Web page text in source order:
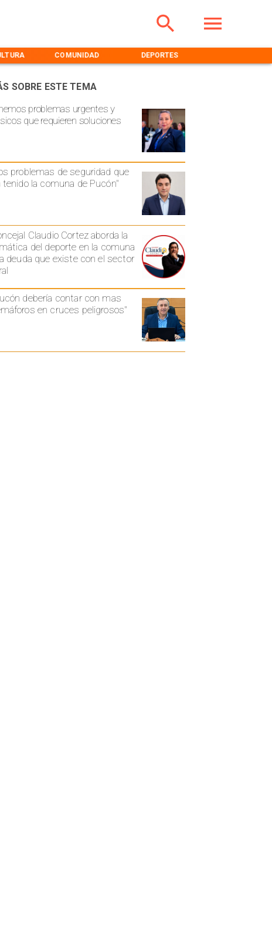
COMUNIDAD DEPORTES
problemas urgentes y
que requieren soluciones
problemas de seguridad que
tenido la comuna de Pucón"
Claudio Cortez aborda la
del deporte en la comuna
deuda que existe con el sector
debería contar con mas
en cruces peligrosos"
SOBRE ESTE TEMA